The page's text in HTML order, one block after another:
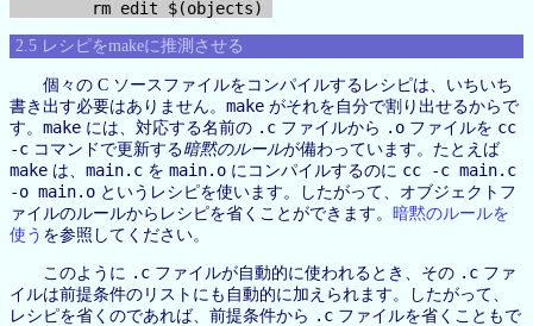
2.5 レシピをmakeに推測させる
個々の C ソースファイルをコンパイルするレシピは、いちいち
書き出す必要はありません。 make がそれを自分で割り出せるからで
す。 make には、対応する名前の .c ファイルから .o ファイルを cc
-c コマンドで更新する暗黙のルールが備わっています。たとえば
make は、 main.c を main.o にコンパイルするのに cc -c main.c
-o main.o というレシピを使います。したがって、オブジェクトフ
ァイルのルールからレシピを省くことができます。 暗黙のルールを
使う を参照してください。
このように .c ファイルが自動的に使われるとき、その .c ファ
イルは前提条件のリストにも自動的に加えられます。したがって、
レシピを省くのであれば、前提条件から .c ファイルを省くこともで